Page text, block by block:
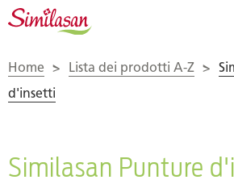
Home > Lista dei prodotti A-Z >
d'insetti
Similasan Punture